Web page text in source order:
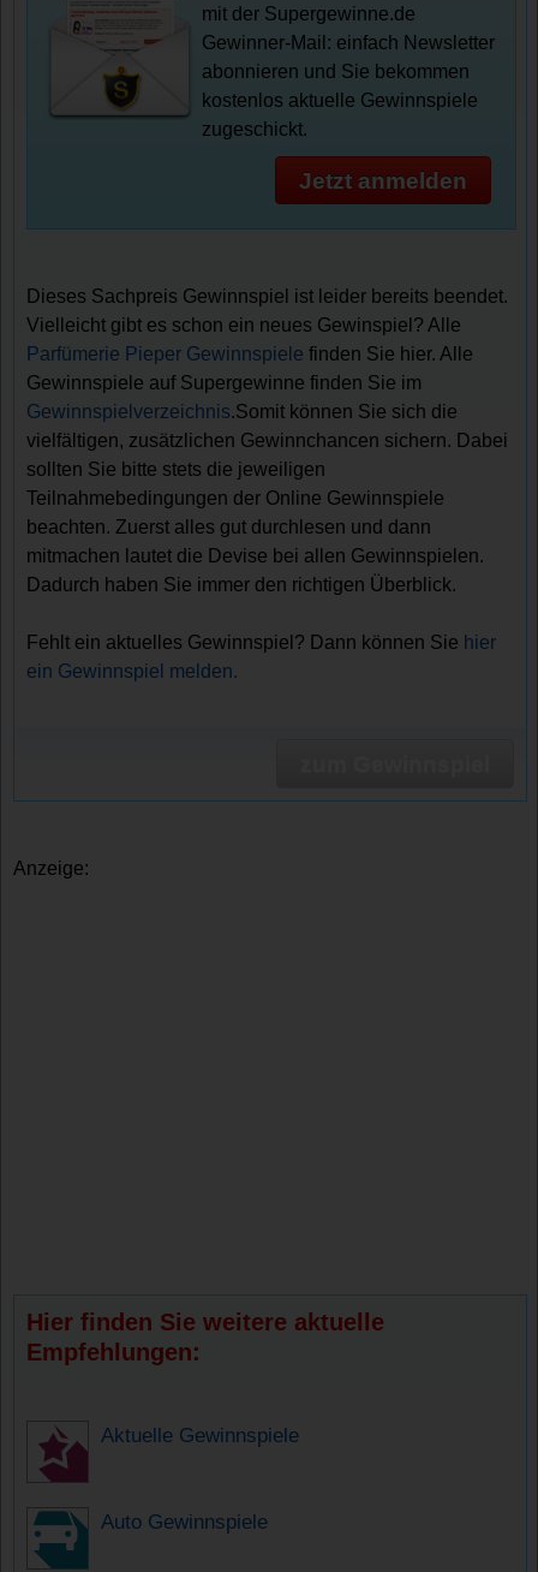
mit der Supergewinne.de
Gewinner-Mail: einfach Newsletter
abonnieren und Sie bekommen
kostenlos aktuelle Gewinnspiele
zugeschickt.
Jetzt anmelden
Dieses Sachpreis Gewinnspiel ist leider bereits beendet.
Vielleicht gibt es schon ein neues Gewinspiel? Alle
Parfümerie Pieper Gewinnspiele finden Sie hier. Alle
Gewinnspiele auf Supergewinne finden Sie im
Gewinnspielverzeichnis.Somit können Sie sich die
vielfältigen, zusätzlichen Gewinnchancen sichern. Dabei
sollten Sie bitte stets die jeweiligen
Teilnahmebedingungen der Online Gewinnspiele
beachten. Zuerst alles gut durchlesen und dann
mitmachen lautet die Devise bei allen Gewinnspielen.
Dadurch haben Sie immer den richtigen Überblick.
Fehlt ein aktuelles Gewinnspiel? Dann können Sie hier
ein Gewinnspiel melden.
Anzeige:
Hier finden Sie weitere aktuelle
Empfehlungen:
Aktuelle Gewinnspiele
Auto Gewinnspiele